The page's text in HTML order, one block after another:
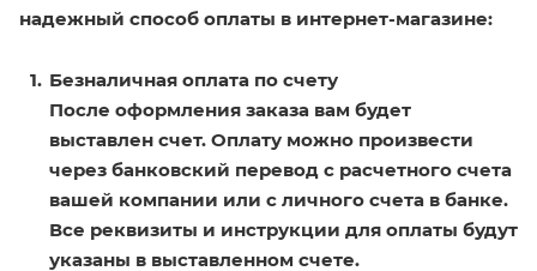
надежный способ оплаты в интернет-магазине:
Безналичная оплата по счету
После оформления заказа вам будет
выставлен счет. Оплату можно произвести
через банковский перевод с расчетного счета
вашей компании или с личного счета в банке.
Все реквизиты и инструкции для оплаты будут
указаны в выставленном счете.